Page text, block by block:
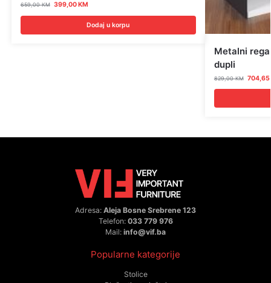
659,00KM 399,00KM
Dodaj u korpu
Metalni
dupli
829,00KM 704,65
Adresa: Aleja Bosne Srebrene 123
Telefon: 033 779 976
Mail: info@vif.ba
Popularne kategorije
Stolice